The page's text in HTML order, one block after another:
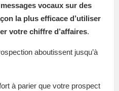
vocaux sur des
la plus efficace d’utiliser
votre chiffre d’affaires.
aboutissent jusqu’à
à parier que votre prospect